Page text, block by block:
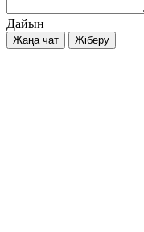
Дайын
Жаңа чат Жіберу